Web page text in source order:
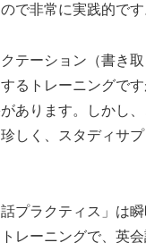
で非常に実践的です
テーション（書き
るトレーニングで
があります。しかし
しく、スタディサ
プラクティス」は
レーニングで、英